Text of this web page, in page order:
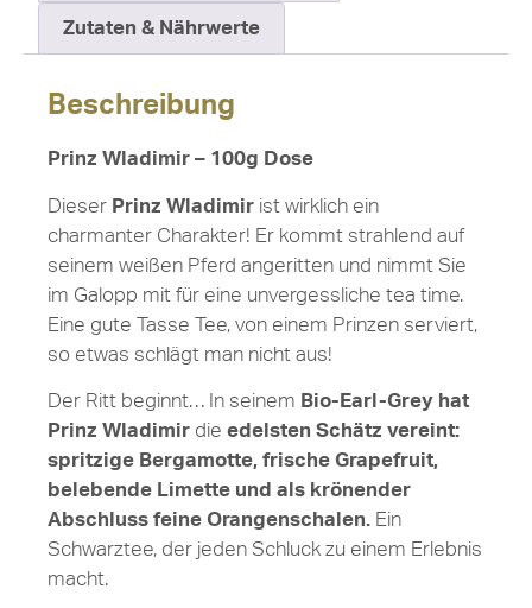
Zutaten & Nährwerte
Beschreibung
Prinz Wladimir – 100g Dose
Dieser Prinz Wladimir ist wirklich ein
charmanter Charakter! Er kommt strahlend auf
seinem weißen Pferd angeritten und nimmt Sie
im Galopp mit für eine unvergessliche tea time.
Eine gute Tasse Tee, von einem Prinzen serviert,
so etwas schlägt man nicht aus!
Der Ritt beginnt… In seinem Bio-Earl-Grey hat
Prinz Wladimir die edelsten Schätz vereint:
spritzige Bergamotte, frische Grapefruit,
belebende Limette und als krönender
Abschluss feine Orangenschalen. Ein
Schwarztee, der jeden Schluck zu einem Erlebnis
macht.